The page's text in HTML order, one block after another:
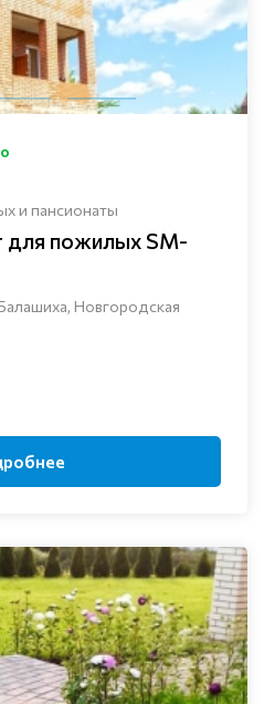
и пансионаты
для пожилых SM-
Новгородская